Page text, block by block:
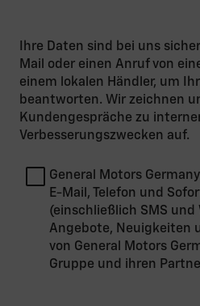
Ihre Daten sind bei uns
Mail oder einen Anruf von
einem lokalen Händler, um
beantworten. Wir zeichnen
Kundengespräche zu
Verbesserungszwecken auf.
General Motors
E-Mail, Telefon und
(einschließlich SMS
Angebote, Neuigkeiten
von General Motors
Gruppe und ihren